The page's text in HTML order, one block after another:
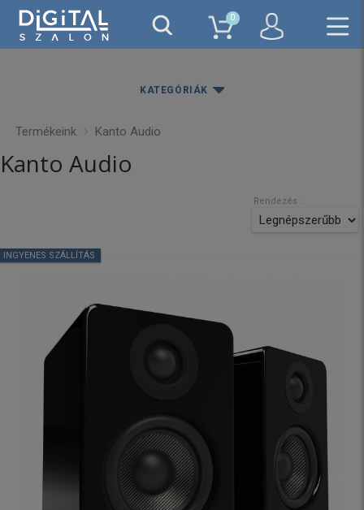
0
KATEGÓRIÁK
Termékeink Kanto Audio
Kanto Audio
Rendezés :
INGYENES SZÁLLÍTÁS